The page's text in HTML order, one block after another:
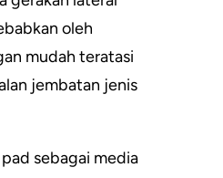
oleh
mudah teratasi
jembatan jenis
sebagai media